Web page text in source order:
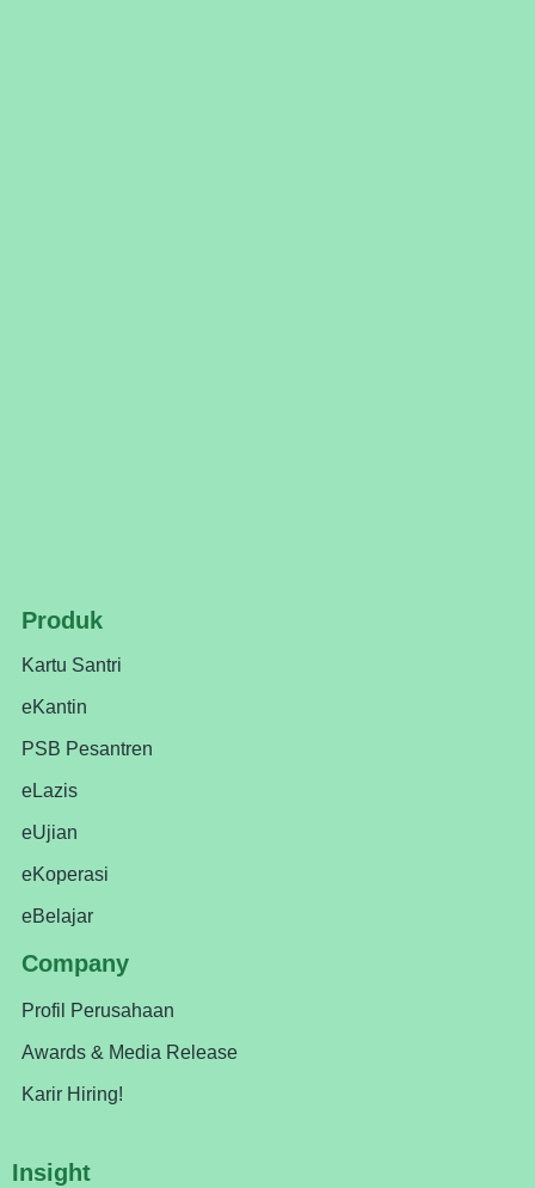
Produk
Kartu Santri
eKantin
PSB Pesantren
eLazis
eUjian
eKoperasi
eBelajar
Company
Profil Perusahaan
Awards & Media Release
Karir Hiring!
Insight